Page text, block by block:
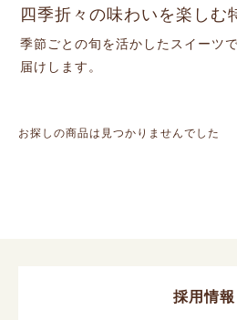
四季折々の味わいを楽しむ
季節ごとの旬を活かしたスイーツ
届けします。
お探しの商品は見つかりませんでした
採用情報